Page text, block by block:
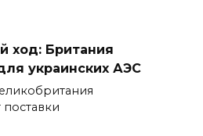
ход: Британия
украинских АЭС